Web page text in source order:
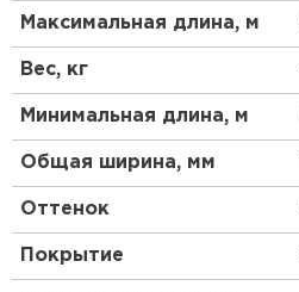
Максимальная длина, м
Вес, кг
Минимальная длина, м
Общая ширина, мм
Оттенок
Покрытие